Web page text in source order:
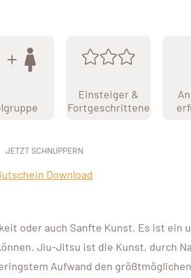
Einsteiger &
Fortgeschrittene
JETZT SCHNUPPERN
Download
oder auch Sanfte Kunst. Es ist ein
Jiu-Jitsu ist die Kunst, durch
Aufwand den